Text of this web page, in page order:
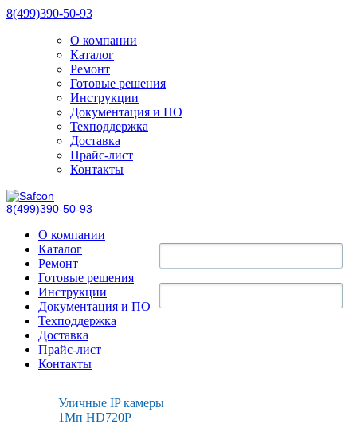
8(499)390-50-93
О компании
Каталог
Ремонт
Готовые решения
Инструкции
Документация и ПО
Техподдержка
Доставка
Прайс-лист
Контакты
8(499)390-50-93
О компании
Каталог
Ремонт
Готовые решения
Инструкции
Документация и ПО
Техподдержка
Доставка
Прайс-лист
Контакты
Уличные IP камеры
1Мп HD720P